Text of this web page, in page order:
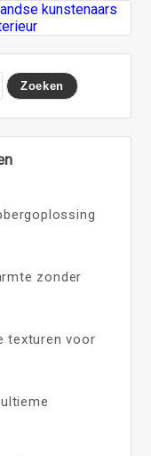
kunstenaars
zonder
texturen voor